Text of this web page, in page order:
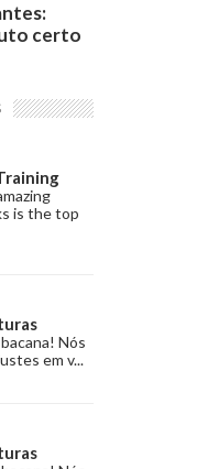
certo
is the top
Nós
em v...